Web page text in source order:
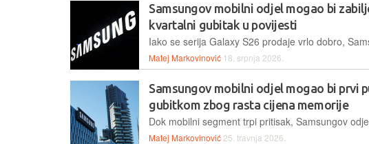
Samsungov mobilni odjel mogao bi
kvartalni gubitak u povijesti
Matej Markovinović 18. srpnja 2026.
Samsungov mobilni odjel mogao bi prvi
gubitkom zbog rasta cijena memorije
Matej Markovinović 25. travnja 2026.